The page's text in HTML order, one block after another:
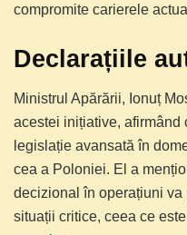
compromite carierele
Declarațiile
Ministrul Apărării, Ionuț
acestei inițiative,
legislație avansată în
cea a Poloniei. El a
decizional în operațiuni va
situații critice, ceea ce